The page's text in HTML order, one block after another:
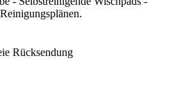
Rücksendung